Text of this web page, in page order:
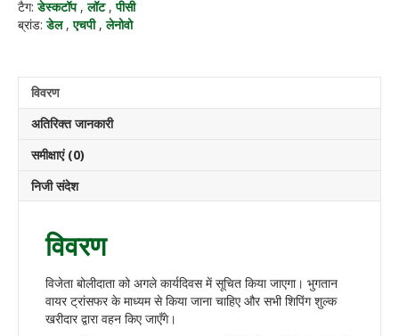
टैग:डेस्कटॉप,लॉट,पीसी
ब्रांड:डेल,एचपी,लेनोवो
विवरण
अतिरिक्त जानकारी
समीक्षाएं (0)
निजी संदेश
विवरण
विजेता बोलीदाता को अगले कार्यदिवस में सूचित किया जाएगा। भुगतान
वायर ट्रांसफर के माध्यम से किया जाना चाहिए और सभी शिपिंग शुल्क
खरीदार द्वारा वहन किए जाएँगे।